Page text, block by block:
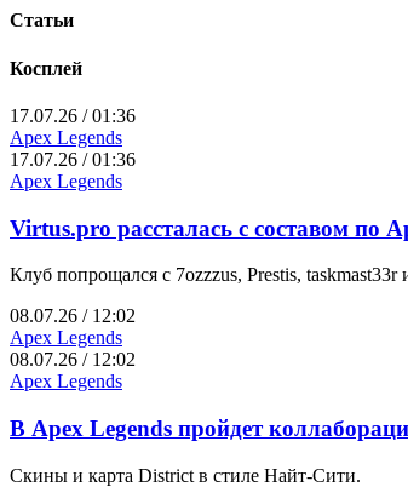
Статьи
Косплей
17.07.26 / 01:36
Apex Legends
17.07.26 / 01:36
Apex Legends
Virtus.pro рассталась с составом по
Клуб попрощался с 7ozzzus, Prestis,
08.07.26 / 12:02
Apex Legends
08.07.26 / 12:02
Apex Legends
В Apex Legends пройдет
Скины и карта District в стиле Найт-Сити.